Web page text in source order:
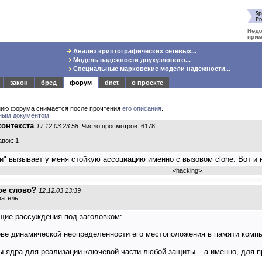
Анализ криптографических сетевых...
Модель надежности двухузлового...
Специальные марковские модели надежности...
закон
бред форум dnet о проекте
форума снимается после прочтения его описания
документом
17.12.03 23:58 Число просмотров: 6178
1
вызывает у меня стойкую ассоциацию именно с вызовом clone. Вот и
<hacking>
слово? 12.12.03 13:39
рассуждения под заголовком:
неопределенности его местоположения в памяти
ядра для реализации ключевой части любой защиты – а именно, для